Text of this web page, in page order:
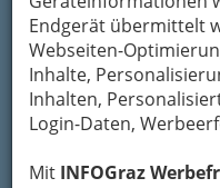
Endgerät übermittelt
Webseiten-
Inhalte,
Inhalten,
Login-Daten,
Mit INFOGraz
So gliedert die